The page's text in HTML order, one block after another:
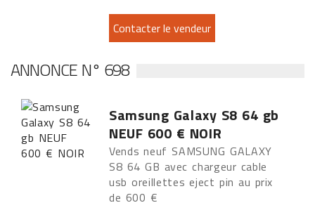
ANNONCE N° 698
Samsung Galaxy S8 64 gb
NEUF 600 € NOIR
Vends neuf SAMSUNG GALAXY
S8 64 GB avec chargeur cable
usb oreillettes eject pin au prix
de 600 €